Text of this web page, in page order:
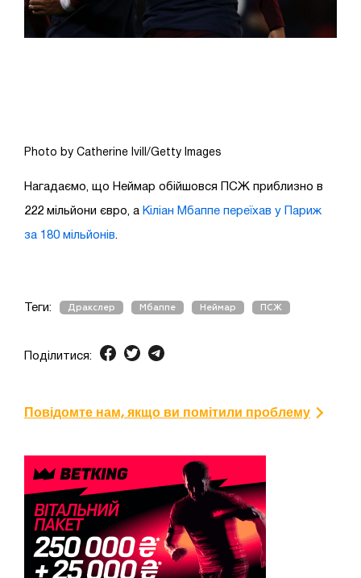
Photo by Catherine Ivill/Getty Images
Нагадаємо, що Неймар обійшовся ПСЖ приблизно в
222 мільйони євро, а Кіліан Мбаппе переїхав у Париж
за 180 мільйонів
Теги: Дракслер Мбаппе Неймар ПСЖ
Поділитися:
Повідомте нам, якщо ви помітили проблему